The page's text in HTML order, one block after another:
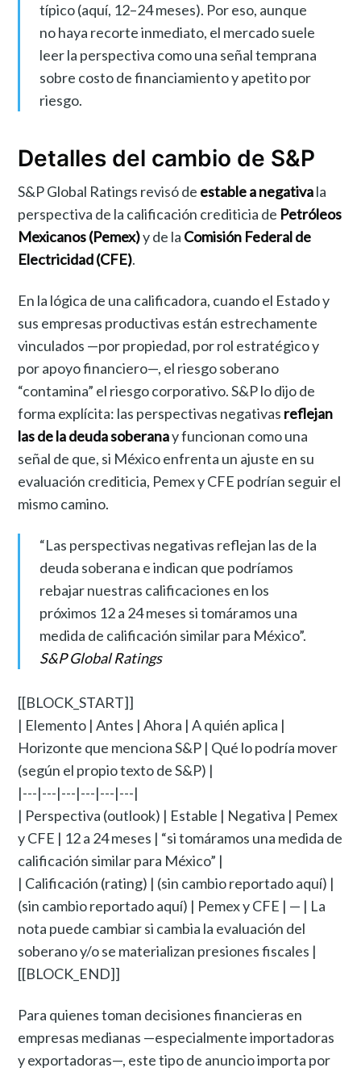
típico (aquí, 12–24 meses). Por eso, aunque
no haya recorte inmediato, el mercado suele
leer la perspectiva como una señal temprana
sobre costo de financiamiento y apetito por
riesgo.
Detalles del cambio de S&P
S&P Global Ratings revisó de estable a negativala
perspectiva de la calificación crediticia de Petróleos
Mexicanos (Pemex)y de la Comisión Federal de
Electricidad (CFE).
En la lógica de una calificadora, cuando el Estado y
sus empresas productivas están estrechamente
vinculados —por propiedad, por rol estratégico y
por apoyo financiero—, el riesgo soberano
“contamina” el riesgo corporativo. S&P lo dijo de
forma explícita: las perspectivas negativas reflejan
las de la deuda soberanay funcionan como una
señal de que, si México enfrenta un ajuste en su
evaluación crediticia, Pemex y CFE podrían seguir el
mismo camino.
“Las perspectivas negativas reflejan las de la
deuda soberana e indican que podríamos
rebajar nuestras calificaciones en los
próximos 12 a 24 meses si tomáramos una
medida de calificación similar para México”.
S&P Global Ratings
[[BLOCK_START]]
| Elemento | Antes | Ahora | A quién aplica |
Horizonte que menciona S&P | Qué lo podría mover
(según el propio texto de S&P) |
|---|---|---|---|---|---|
| Perspectiva (outlook) | Estable | Negativa | Pemex
y CFE | 12 a 24 meses | “si tomáramos una medida de
calificación similar para México” |
| Calificación (rating) | (sin cambio reportado aquí) |
(sin cambio reportado aquí) | Pemex y CFE | — | La
nota puede cambiar si cambia la evaluación del
soberano y/o se materializan presiones fiscales |
[[BLOCK_END]]
Para quienes toman decisiones financieras en
empresas medianas —especialmente importadoras
y exportadoras—, este tipo de anuncio importa por